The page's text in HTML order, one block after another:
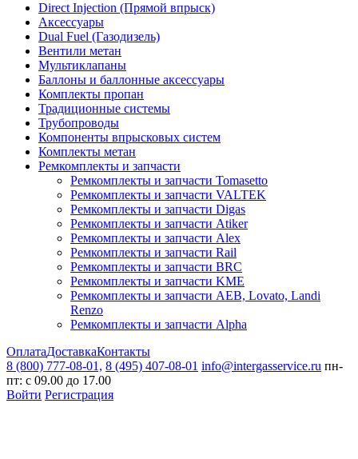
Direct Injection (Прямой впрыск)
Аксессуары
Dual Fuel (Газодизель)
Вентили метан
Мультиклапаны
Баллоны и баллонные аксессуары
Комплекты пропан
Традиционные системы
Трубопроводы
Компоненты впрысковых систем
Комплекты метан
Ремкомплекты и запчасти
Ремкомплекты и запчасти Tomasetto
Ремкомплекты и запчасти VALTEK
Ремкомплекты и запчасти Digas
Ремкомплекты и запчасти Atiker
Ремкомплекты и запчасти Alex
Ремкомплекты и запчасти Rail
Ремкомплекты и запчасти BRC
Ремкомплекты и запчасти KME
Ремкомплекты и запчасти AEB, Lovato, Landi
Renzo
Ремкомплекты и запчасти Alpha
ОплатаДоставкаКонтакты
8 (800) 777-08-01, 8 (495) 407-08-01 info@intergasservice.ru пн-
пт: с 09.00 до 17.00
Войти Регистрация